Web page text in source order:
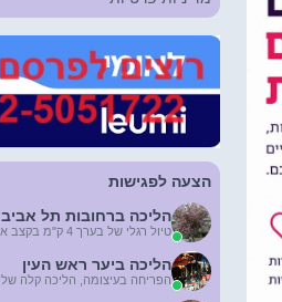
הצעה לפגישות
הליכה ברחובות תל אביב
טיול רגלי של בערך 4 ק"מ בקצב א...
הליכה ביער ראש העין
הפריחה בעיצומה, הליכה קלה של 3...